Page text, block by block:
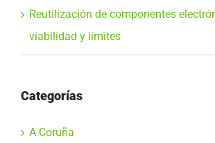
Reutilización de componentes
viabilidad y límites
Categorías
A Coruña